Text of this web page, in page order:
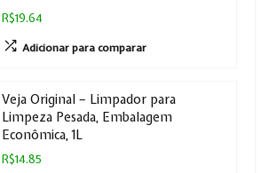
R$19.64
Adicionar para comparar
Veja Original – Limpador para
Limpeza Pesada, Embalagem
Econômica, 1L
R$14.85